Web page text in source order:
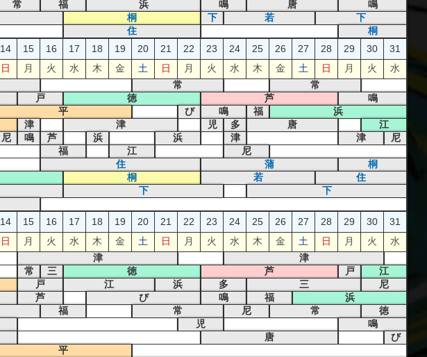
常 福 浜 鳴 唐
鳴
桐 下 若
下
住 桐
14 15 16 17 18 19 20 21 22 23 24 25 26 27 28 29 30
31
日 月 火 水 木 金 土 日 月 火 水 木 金 土 日 月 火 水
常 常
戸 徳 芦
鳴
平 び 鳴 福
浜
津 津 児 多 唐
江
尼 鳴 芦 浜 浜 津 津
尼
福 江 尼
住 蒲
桐
桐 若
住
下
下
14 15 16 17 18 19 20 21 22 23 24 25 26 27 28 29 30
31
日 月 火 水 木 金 土 日 月 火 水 木 金 土 日 月 火 水
津 津
常 三 徳 芦 戸
江
戸 江 浜 多 三
尼
芦 び 鳴 福
浜
福 常 尼 常
徳
児
鳴
唐
び
平